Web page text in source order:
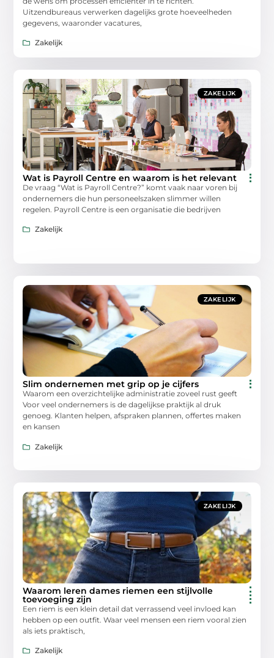
Uitzendbureaus verwerken dagelijks grote hoeveelheden
gegevens, waaronder vacatures,
Zakelijk
ZAKELIJK
Wat is Payroll Centre en waarom is het relevant
De vraag “Wat is Payroll Centre?” komt vaak naar voren bij
ondernemers die hun personeelszaken slimmer willen
regelen. Payroll Centre is een organisatie die bedrijven
Zakelijk
ZAKELIJK
Slim ondernemen met grip op je cijfers
Waarom een overzichtelijke administratie zoveel rust geeft
Voor veel ondernemers is de dagelijkse praktijk al druk
genoeg. Klanten helpen, afspraken plannen, offertes maken
en kansen
Zakelijk
ZAKELIJK
Waarom leren dames riemen een stijlvolle
toevoeging zijn
Een riem is een klein detail dat verrassend veel invloed kan
hebben op een outfit. Waar veel mensen een riem vooral zien
als iets praktisch,
Zakelijk